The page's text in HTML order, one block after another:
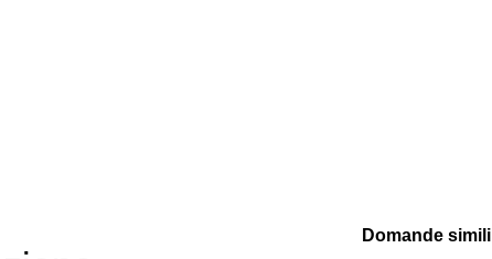
Domande simili